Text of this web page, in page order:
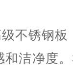
不锈钢板
洁净度。